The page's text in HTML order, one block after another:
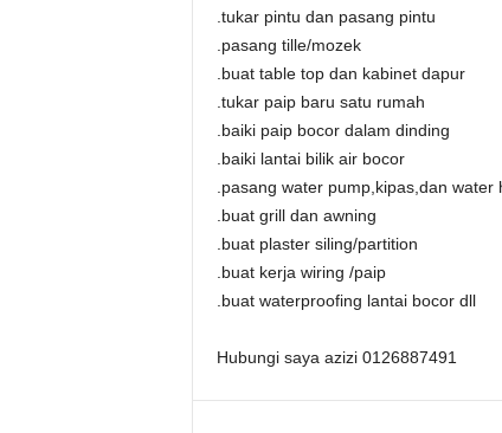
.tukar pintu dan pasang pintu
.pasang tille/mozek
.buat table top dan kabinet dapur
.tukar paip baru satu rumah
.baiki paip bocor dalam dinding
.baiki lantai bilik air bocor
.pasang water pump,kipas,dan water
.buat grill dan awning
.buat plaster siling/partition
.buat kerja wiring /paip
.buat waterproofing lantai bocor dll
Hubungi saya azizi 0126887491